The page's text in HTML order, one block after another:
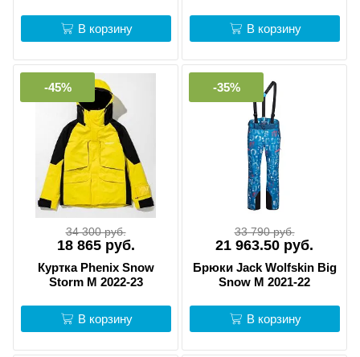
В корзину В корзину
-45%
34 300 руб.
18 865 руб.
Куртка Phenix Snow
Storm M 2022-23
В корзину
-35%
33 790 руб.
21 963.50 руб.
Брюки Jack Wolfskin Big
Snow M 2021-22
В корзину